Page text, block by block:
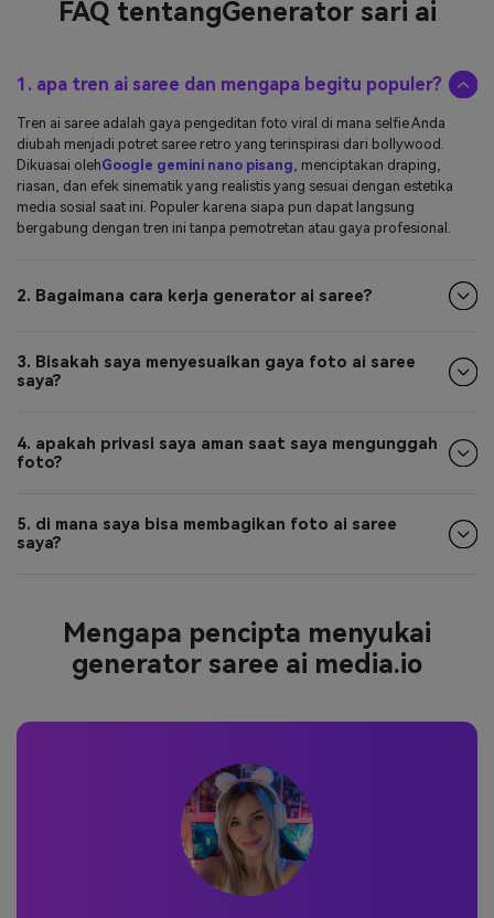
FAQ tentangGenerator sari ai
1. apa tren ai saree dan mengapa begitu populer?
Tren ai saree adalah gaya pengeditan foto viral di mana selfie Anda
diubah menjadi potret saree retro yang terinspirasi dari bollywood.
Dikuasai olehGoogle gemini nano pisang , menciptakan draping,
riasan, dan efek sinematik yang realistis yang sesuai dengan estetika
media sosial saat ini. Populer karena siapa pun dapat langsung
bergabung dengan tren ini tanpa pemotretan atau gaya profesional.
2. Bagaimana cara kerja generator ai saree?
3. Bisakah saya menyesuaikan gaya foto ai saree
saya?
4. apakah privasi saya aman saat saya mengunggah
foto?
5. di mana saya bisa membagikan foto ai saree
saya?
Mengapa pencipta menyukai
generator saree ai media.io